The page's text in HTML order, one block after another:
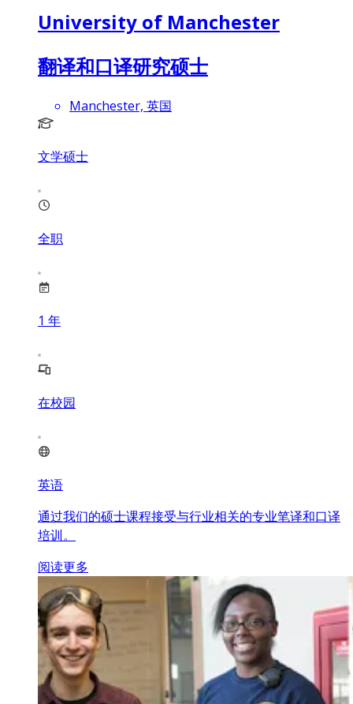
University of Manchester
翻译和口译研究硕士
Manchester, 英国
文学硕士
全职
1 年
在校园
英语
通过我们的硕士课程接受与行业相关的专业笔译和口译
培训。
阅读更多